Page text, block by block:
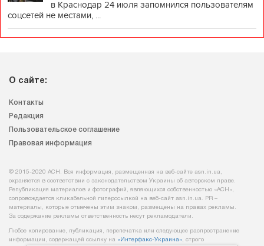
в Краснодар 24 июля запомнился пользователям
соцсетей не местами, ...
О сайте:
Контакты
Редакция
Пользовательское соглашение
Правовая информация
© 2015-2020 АСН. Вся информация, размещенная на веб-сайте asn.in.ua,
охраняется в соответствии с законодательством Украины об авторском праве.
Републикация материалов и фотографий, являющихся собственностью «АСН»,
сопровождается кликабельной гиперссылкой на веб-сайт asn.іn.ua. PR –
материалы, которые отмечены этим знаком, размещены на правах рекламы.
За содержание рекламы ответственность несут рекламодатели.
Любое копирование, публикация, перепечатка или следующее распространение
информации, содержащей ссылку на «Интерфакс-Украина», строго